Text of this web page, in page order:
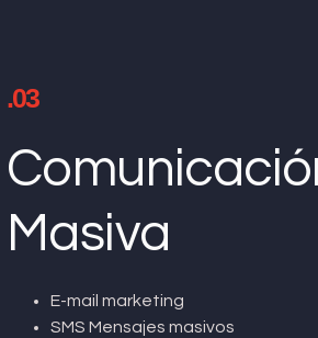
.03
Masiva
E-mail marketing
SMS Mensajes masivos